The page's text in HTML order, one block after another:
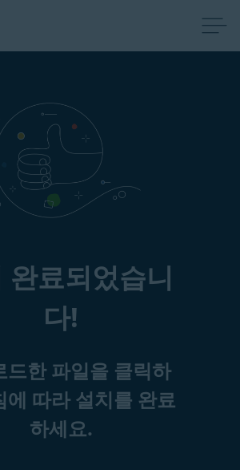
완료되었습니
다!
드한 파일을 클릭하
에 따라 설치를 완료
하세요.